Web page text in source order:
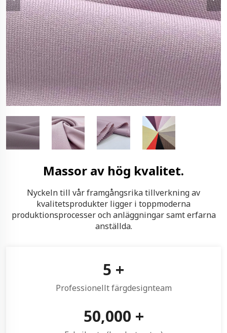
Massor av hög kvalitet.
Nyckeln till vår framgångsrika tillverkning av
kvalitetsprodukter ligger i toppmoderna
produktionsprocesser och anläggningar samt erfarna
anställda.
5 +
Professionellt färgdesignteam
50,000 +